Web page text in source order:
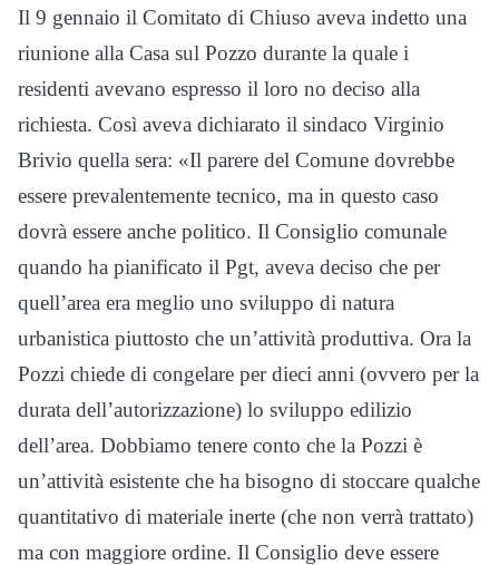
Il 9 gennaio il Comitato di Chiuso aveva indetto una
riunione alla Casa sul Pozzo durante la quale i
residenti avevano espresso il loro no deciso alla
richiesta. Così aveva dichiarato il sindaco Virginio
Brivio quella sera: «Il parere del Comune dovrebbe
essere prevalentemente tecnico, ma in questo caso
dovrà essere anche politico. Il Consiglio comunale
quando ha pianificato il Pgt, aveva deciso che per
quell’area era meglio uno sviluppo di natura
urbanistica piuttosto che un’attività produttiva. Ora la
Pozzi chiede di congelare per dieci anni (ovvero per la
durata dell’autorizzazione) lo sviluppo edilizio
dell’area. Dobbiamo tenere conto che la Pozzi è
un’attività esistente che ha bisogno di stoccare qualche
quantitativo di materiale inerte (che non verrà trattato)
ma con maggiore ordine. Il Consiglio deve essere